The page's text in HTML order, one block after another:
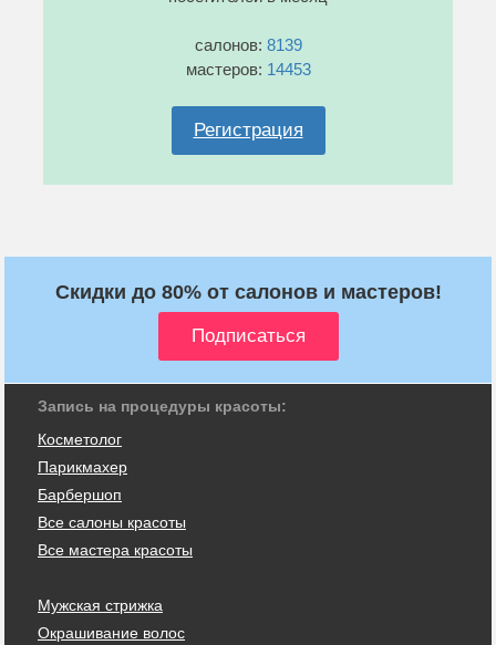
салонов: 8139
мастеров: 14453
Регистрация
Скидки до 80% от салонов и мастеров!
Запись на процедуры красоты:
Косметолог
Парикмахер
Барбершоп
Все салоны красоты
Все мастера красоты
Мужская стрижка
Окрашивание волос